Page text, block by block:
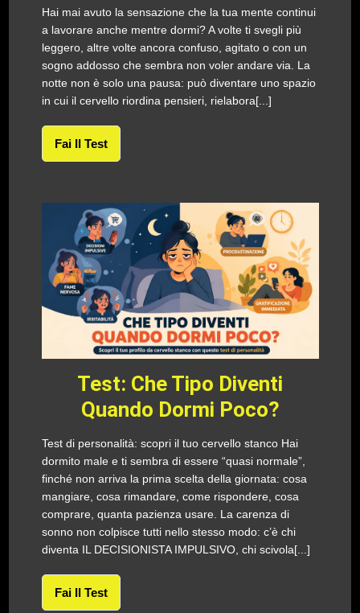
Hai mai avuto la sensazione che la tua mente continui
a lavorare anche mentre dormi? A volte ti svegli più
leggero, altre volte ancora confuso, agitato o con un
sogno addosso che sembra non voler andare via. La
notte non è solo una pausa: può diventare uno spazio
in cui il cervello riordina pensieri, rielabora[...]
Fai Il Test
Test: Che Tipo Diventi
Quando Dormi Poco?
Test di personalità: scopri il tuo cervello stanco Hai
dormito male e ti sembra di essere “quasi normale”,
finché non arriva la prima scelta della giornata: cosa
mangiare, cosa rimandare, come rispondere, cosa
comprare, quanta pazienza usare. La carenza di
sonno non colpisce tutti nello stesso modo: c’è chi
diventa IL DECISIONISTA IMPULSIVO, chi scivola[...]
Fai Il Test